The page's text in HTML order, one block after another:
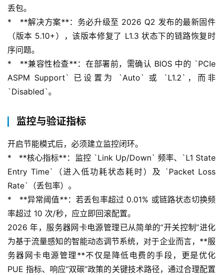
首
页
产
品
与
服
务
丢包。
*   **解决方案**：务必升级至 2026 Q2 发布的最新固件
（版本 5.10+），该版本修复了 L1.3 状态下的链路恢复时
序问题。
*   **兼容性检查**：在部署前，需确认 BIOS 中的 `PCIe
ASPM Support` 已设置为 `Auto` 或 `L1.2`，而非
`Disabled`。
监控与验证指标
开启节能模式后，必须建立监控闭环。
*   **核心指标**：监控 `Link Up/Down` 频率、`L1 State
Entry Time`（进入低功耗状态耗时）及 `Packet Loss
Rate`（丢包率）。
*   **异常阈值**：若丢包率超过 0.01% 或链路状态切换频
率超过 10 次/秒，应立即回滚配置。
2026 年，服务器网卡电源管理已从简单的“开关控制”进化
为基于流量感知的智能动态调节系统，对于企业而言，**服
务器网卡电源管理**不仅是降低电费的手段，更是优化
PUE 指标、响应“双碳”政策的关键技术路径，通过合理配置